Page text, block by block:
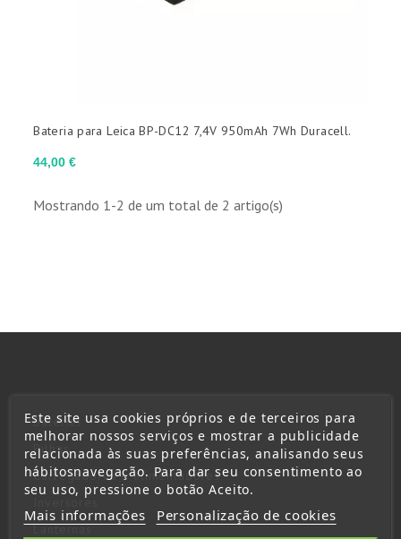
Preço
44,00 €
Bateria para Leica BP-DC12 7,4V 950mAh 7Wh Duracell.
Mostrando 1-2 de um total de 2 artigo(s)
Baterias
Pilhas
Carregadores e alimentadores
Inversores
Lanternas
Este site usa cookies próprios e de terceiros para
melhorar nossos serviços e mostrar a publicidade
relacionada às suas preferências, analisando seus
hábitosnavegação. Para dar seu consentimento ao
seu uso, pressione o botão Aceito.
Mais informações Personalização de cookies